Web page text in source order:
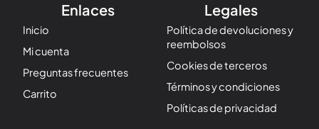
Enlaces
Inicio
Mi cuenta
Preguntas frecuentes
Carrito
Legales
Política de devoluciones y
reembolsos
Cookies de terceros
Términos y condiciones
Políticas de privacidad